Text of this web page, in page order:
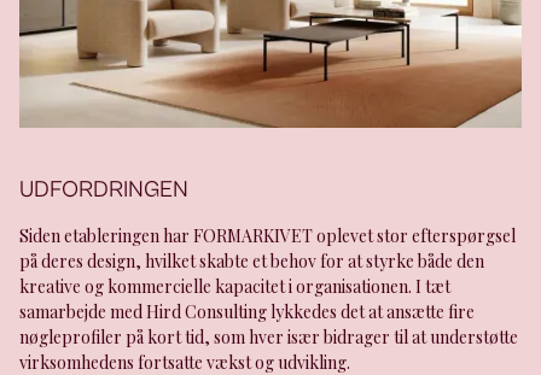
UDFORDRINGEN
Siden etableringen har FORMARKIVET oplevet stor efterspørgsel
på deres design, hvilket skabte et behov for at styrke både den
kreative og kommercielle kapacitet i organisationen. I tæt
samarbejde med Hird Consulting lykkedes det at ansætte fire
nøgleprofiler på kort tid, som hver især bidrager til at understøtte
virksomhedens fortsatte vækst og udvikling.